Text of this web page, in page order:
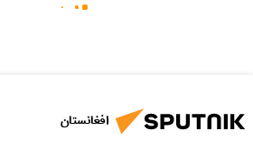
افغانستان